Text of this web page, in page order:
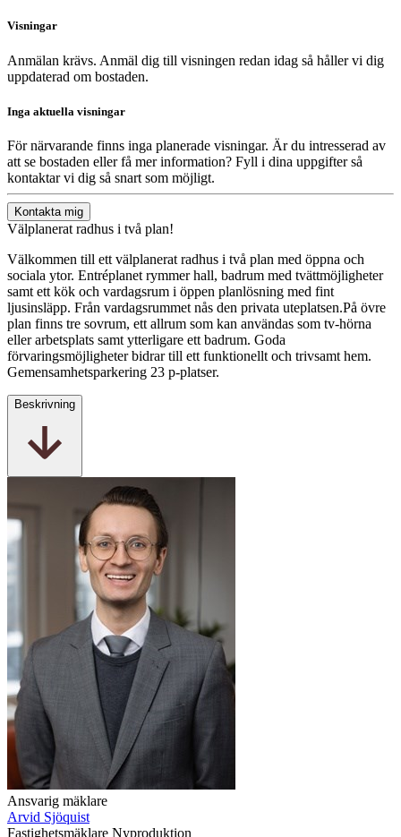
Visningar
Anmälan krävs. Anmäl dig till visningen redan idag så håller vi dig
uppdaterad om bostaden.
Inga aktuella visningar
För närvarande finns inga planerade visningar. Är du intresserad av
att se bostaden eller få mer information? Fyll i dina uppgifter så
kontaktar vi dig så snart som möjligt.
Kontakta mig
Välplanerat radhus i två plan!
Välkommen till ett välplanerat radhus i två plan med öppna och
sociala ytor. Entréplanet rymmer hall, badrum med tvättmöjligheter
samt ett kök och vardagsrum i öppen planlösning med fint
ljusinsläpp. Från vardagsrummet nås den privata uteplatsen.På övre
plan finns tre sovrum, ett allrum som kan användas som tv-hörna
eller arbetsplats samt ytterligare ett badrum. Goda
förvaringsmöjligheter bidrar till ett funktionellt och trivsamt hem.
Gemensamhetsparkering 23 p-platser.
Beskrivning
Ansvarig mäklare
Arvid Sjöquist
Fastighetsmäklare Nyproduktion